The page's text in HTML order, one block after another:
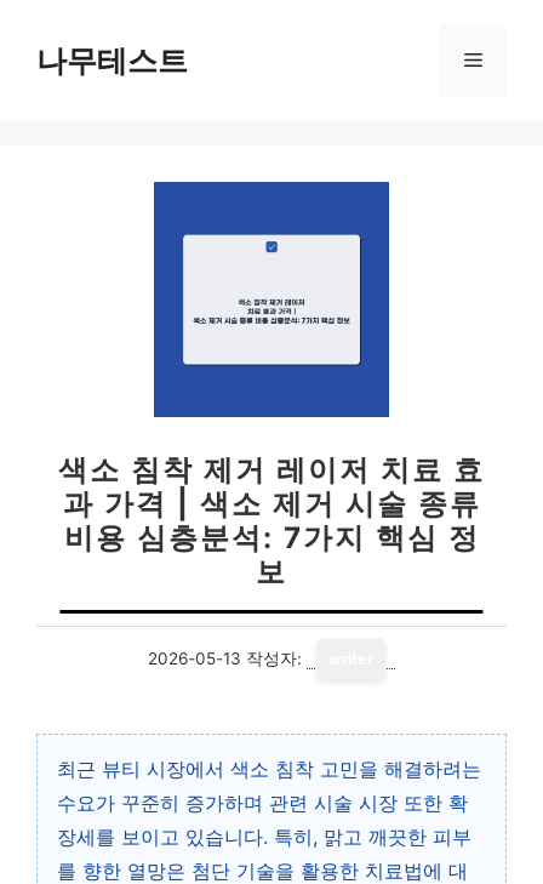
나무테스트 메
색소 침착 제거 레이저 치료 효
과 가격 | 색소 제거 시술 종류
비용 심층분석: 7가지 핵심 정
보
2026-05-13 작성자:
최근 뷰티 시장에서 색소 침착 고민을 해결하려는
수요가 꾸준히 증가하며 관련 시술 시장 또한 확
장세를 보이고 있습니다. 특히, 맑고 깨끗한 피부
를 향한 열망은 첨단 기술을 활용한 치료법에 대